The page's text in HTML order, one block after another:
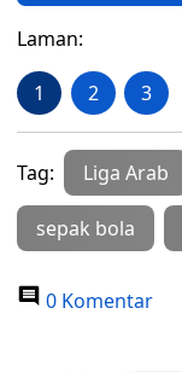
Laman:
1 2 3
Tag: Liga Arab
sepak bola
0 Komentar